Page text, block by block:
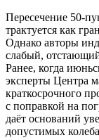
Пересечение 50-
трактуется как
Однако авторы
слабый, отстающий
Ранее, когда
эксперты Центра
краткосрочного
с поправкой на
даёт оснований
допустимых